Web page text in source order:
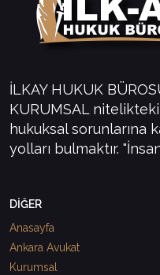
İLKAY HUKUK
KURUMSAL
hukuksal sorunlarına
yolları bulmaktır.
DİĞER
Anasayfa
Ankara Avukat
Kurumsal